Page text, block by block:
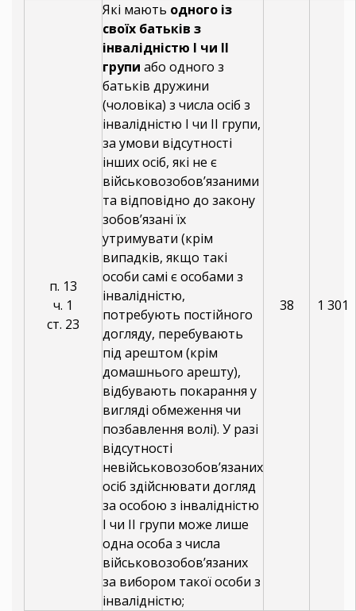
п. 13
ч. 1
ст. 23
Які мають одного із
своїх батьків з
інвалідністю I чи II
групи або одного з
батьків дружини
(чоловіка) з числа осіб з
інвалідністю I чи II групи,
за умови відсутності
інших осіб, які не є
військовозобов’язаними
та відповідно до закону
зобов’язані їх
утримувати (крім
випадків, якщо такі
особи самі є особами з
інвалідністю,
потребують постійного
догляду, перебувають
під арештом (крім
домашнього арешту),
відбувають покарання у
вигляді обмеження чи
позбавлення волі). У разі
відсутності
невійськовозобов’язаних
осіб здійснювати догляд
за особою з інвалідністю
I чи II групи може лише
одна особа з числа
військовозобов’язаних
за вибором такої особи з
інвалідністю;
38 1 301